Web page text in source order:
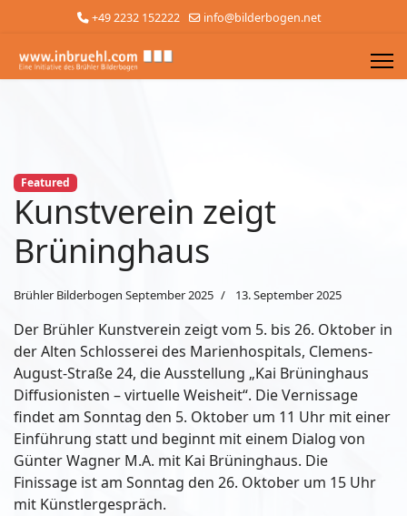
+49 2232 152222 info@bilderbogen.net
Featured
Kunstverein zeigt
Brüninghaus
Brühler Bilderbogen September 2025 13. September 2025
Der Brühler Kunstverein zeigt vom 5. bis 26. Oktober in
der Alten Schlosserei des Marienhospitals, Clemens-
August-Straße 24, die Ausstellung „Kai Brüninghaus
Diffusionisten – virtuelle Weisheit“. Die Vernissage
findet am Sonntag den 5. Oktober um 11 Uhr mit einer
Einführung statt und beginnt mit einem Dialog von
Günter Wagner M.A. mit Kai Brüninghaus. Die
Finissage ist am Sonntag den 26. Oktober um 15 Uhr
mit Künstlergespräch.